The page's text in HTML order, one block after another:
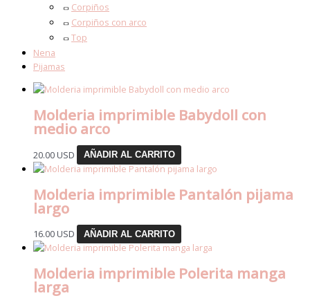
Corpiños
Corpiños con arco
Top
Nena
Pijamas
Molderia imprimible Babydoll con
medio arco
20.00 USD AÑADIR AL CARRITO
Molderia imprimible Pantalón pijama
largo
16.00 USD AÑADIR AL CARRITO
Molderia imprimible Polerita manga
larga